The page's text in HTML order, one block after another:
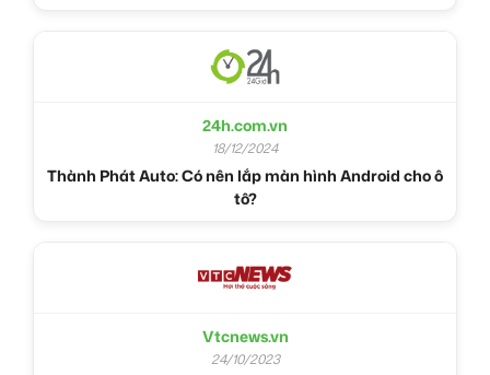
24h.com.vn
18/12/2024
Thành Phát Auto: Có nên lắp màn hình Android cho ô
tô?
Vtcnews.vn
24/10/2023